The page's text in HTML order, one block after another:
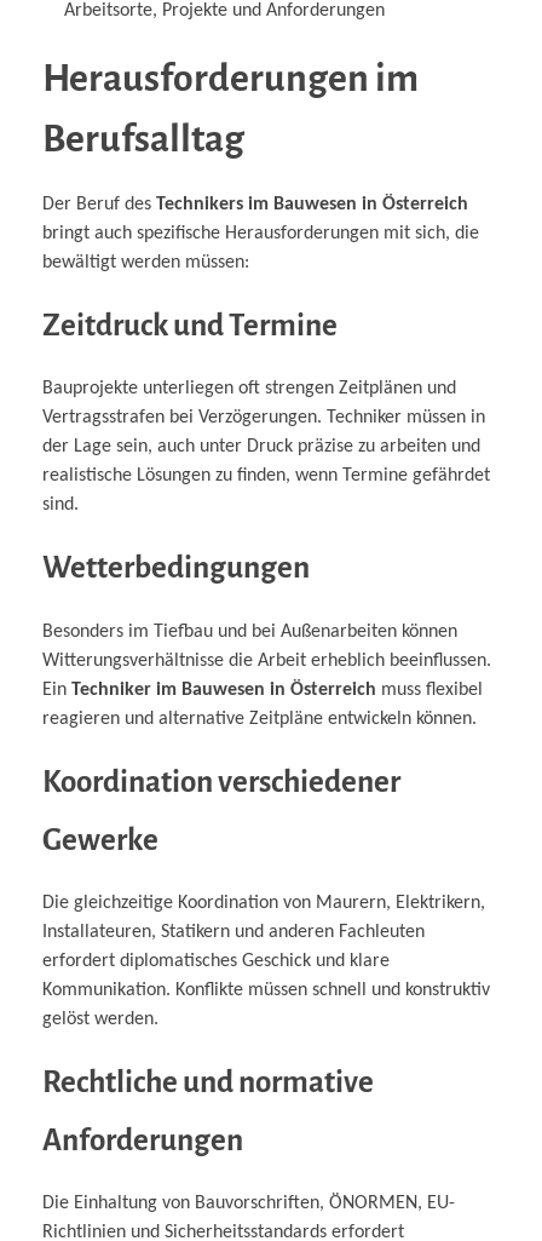
Arbeitsorte, Projekte und Anforderungen
Herausforderungen im
Berufsalltag
Der Beruf des Technikers im Bauwesen in Österreich
bringt auch spezifische Herausforderungen mit sich, die
bewältigt werden müssen:
Zeitdruck und Termine
Bauprojekte unterliegen oft strengen Zeitplänen und
Vertragsstrafen bei Verzögerungen. Techniker müssen in
der Lage sein, auch unter Druck präzise zu arbeiten und
realistische Lösungen zu finden, wenn Termine gefährdet
sind.
Wetterbedingungen
Besonders im Tiefbau und bei Außenarbeiten können
Witterungsverhältnisse die Arbeit erheblich beeinflussen.
Ein Techniker im Bauwesen in Österreich muss flexibel
reagieren und alternative Zeitpläne entwickeln können.
Koordination verschiedener
Gewerke
Die gleichzeitige Koordination von Maurern, Elektrikern,
Installateuren, Statikern und anderen Fachleuten
erfordert diplomatisches Geschick und klare
Kommunikation. Konflikte müssen schnell und konstruktiv
gelöst werden.
Rechtliche und normative
Anforderungen
Die Einhaltung von Bauvorschriften, ÖNORMEN, EU-
Richtlinien und Sicherheitsstandards erfordert